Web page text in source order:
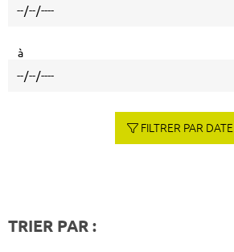
à
FILTRER PAR DATE
TRIER PAR :